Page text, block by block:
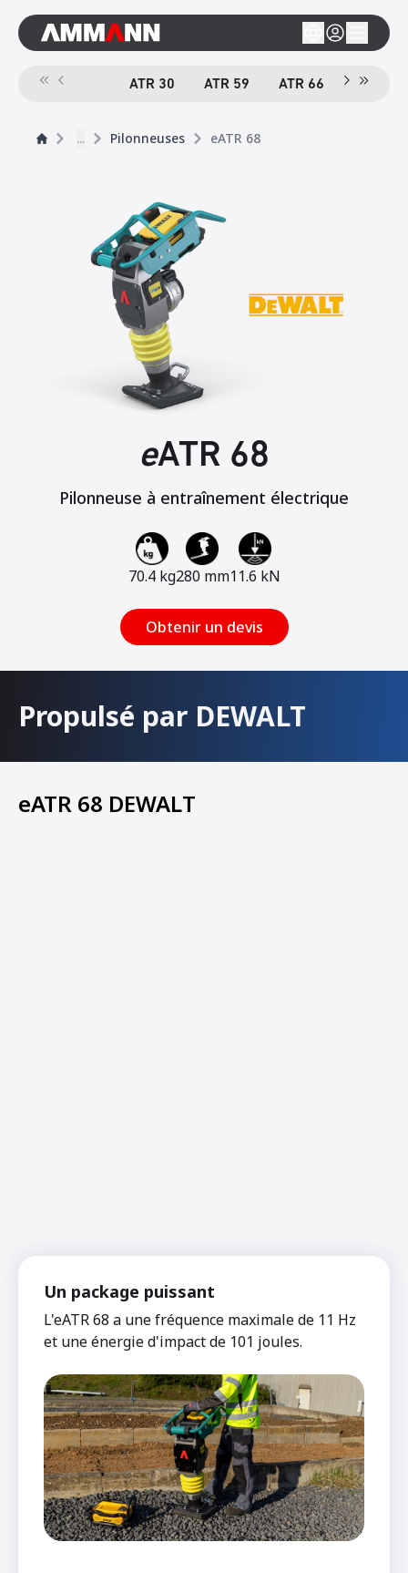
ATR 30 ATR 59 ATR 66 ACR 70
... Pilonneuses eATR 68
eATR 68
Pilonneuse à entraînement électrique
70.4 kg280 mm11.6 kN
Obtenir un devis
Propulsé par DEWALT
eATR 68 DEWALT
Un package puissant
L'eATR 68 a une fréquence maximale de 11 Hz
et une énergie d'impact de 101 joules.